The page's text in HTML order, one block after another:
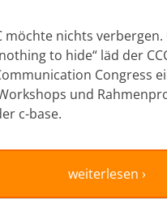
möchte nichts
to hide“ läd der
Congress
und
c-base.
weiterlesen ›